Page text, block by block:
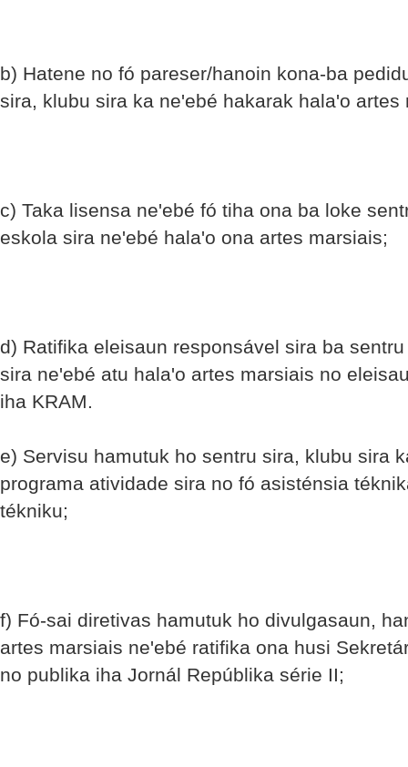
b) Hatene no fó pareser/hanoin kona-ba
sira, klubu sira ka ne'ebé hakarak hala'o artes
c) Taka lisensa ne'ebé fó tiha ona ba loke
eskola sira ne'ebé hala'o ona artes marsiais;
d) Ratifika eleisaun responsável sira ba
sira ne'ebé atu hala'o artes marsiais no
iha KRAM.
e) Servisu hamutuk ho sentru sira, klubu sira
programa atividade sira no fó asisténsia
tékniku;
f) Fó-sai diretivas hamutuk ho divulgasaun,
artes marsiais ne'ebé ratifika ona husi
no publika iha Jornál Repúblika série II;